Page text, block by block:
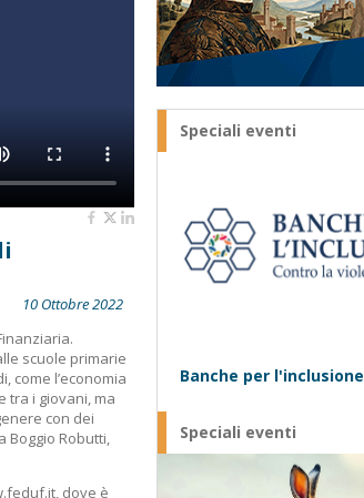
10 Ottobre 2022
scuole primarie
come l’economia
tra i giovani, ma
con dei
Boggio Robutti,
dove è
Speciali eventi
Banche per l'inclusione
Speciali eventi